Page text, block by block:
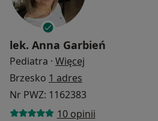
lek. Anna Garbień
Pediatra · Więcej
Brzesko 1 adres
Nr PWZ: 1162383
10 opinii